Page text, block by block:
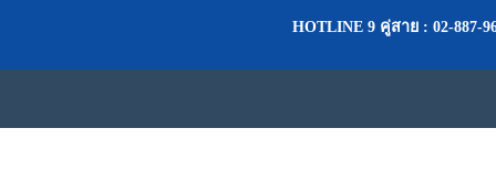
HOTLINE 9 คู่สาย : 02-887-